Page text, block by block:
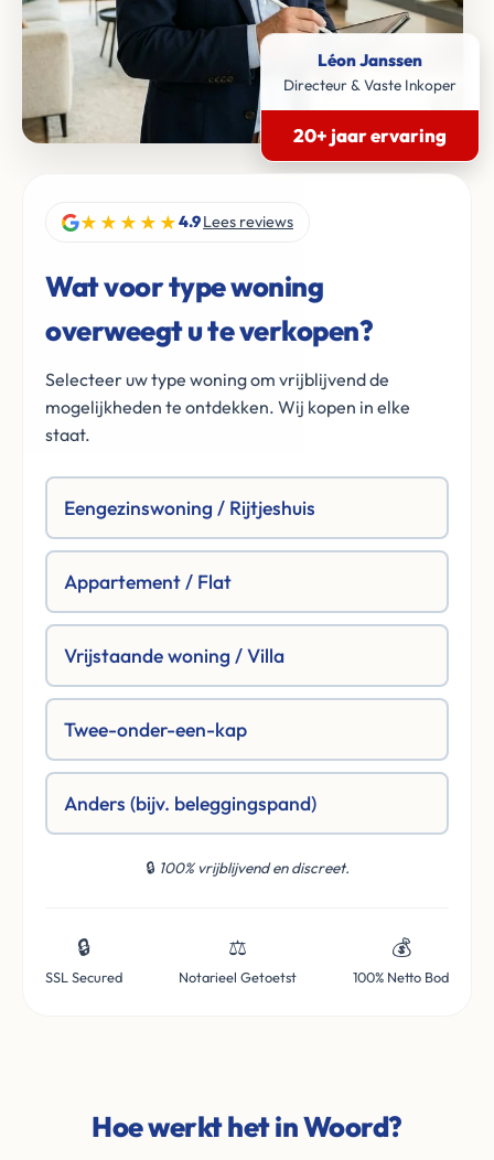
Léon Janssen
Directeur & Vaste Inkoper
20+ jaar ervaring
★★★★★4.9Lees reviews
Wat voor type woning
overweegt u te verkopen?
Selecteer uw type woning om vrijblijvend de
mogelijkheden te ontdekken. Wij kopen in elke
staat.
Eengezinswoning / Rijtjeshuis
Appartement / Flat
Vrijstaande woning / Villa
Twee-onder-een-kap
Anders (bijv. beleggingspand)
🔒 100% vrijblijvend en discreet.
🔒
SSL Secured
⚖️
Notarieel Getoetst
💰
100% Netto Bod
Hoe werkt het in Woord?